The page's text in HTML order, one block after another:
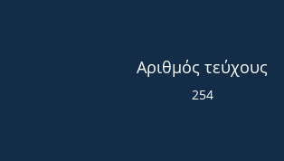
Αριθμός τεύχους
254